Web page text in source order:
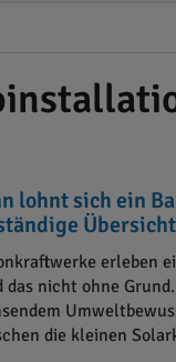
lohnt sich ein
Übersicht
erleben
das nicht ohne
die kleinen